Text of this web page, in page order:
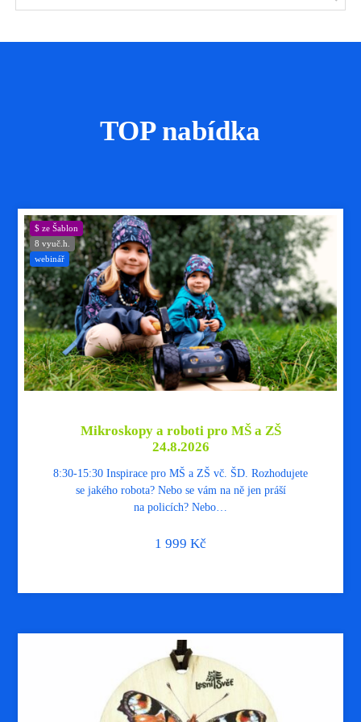
TOP nabídka
$ ze Šablon
8 vyuč.h.
webinář
Mikroskopy a roboti pro MŠ a ZŠ
24.8.2026
8:30-15:30 Inspirace pro MŠ a ZŠ vč. ŠD. Rozhodujete
se jakého robota? Nebo se vám na ně jen práší
na policích? Nebo…
1 999 Kč